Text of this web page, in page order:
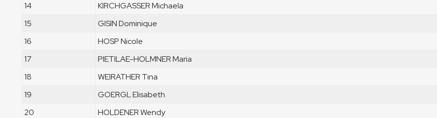
14
KIRCHGASSER Michaela
15
GISIN Dominique
16
HOSP Nicole
17
PIETILAE-HOLMNER Maria
18
WEIRATHER Tina
19
GOERGL Elisabeth
20
HOLDENER Wendy